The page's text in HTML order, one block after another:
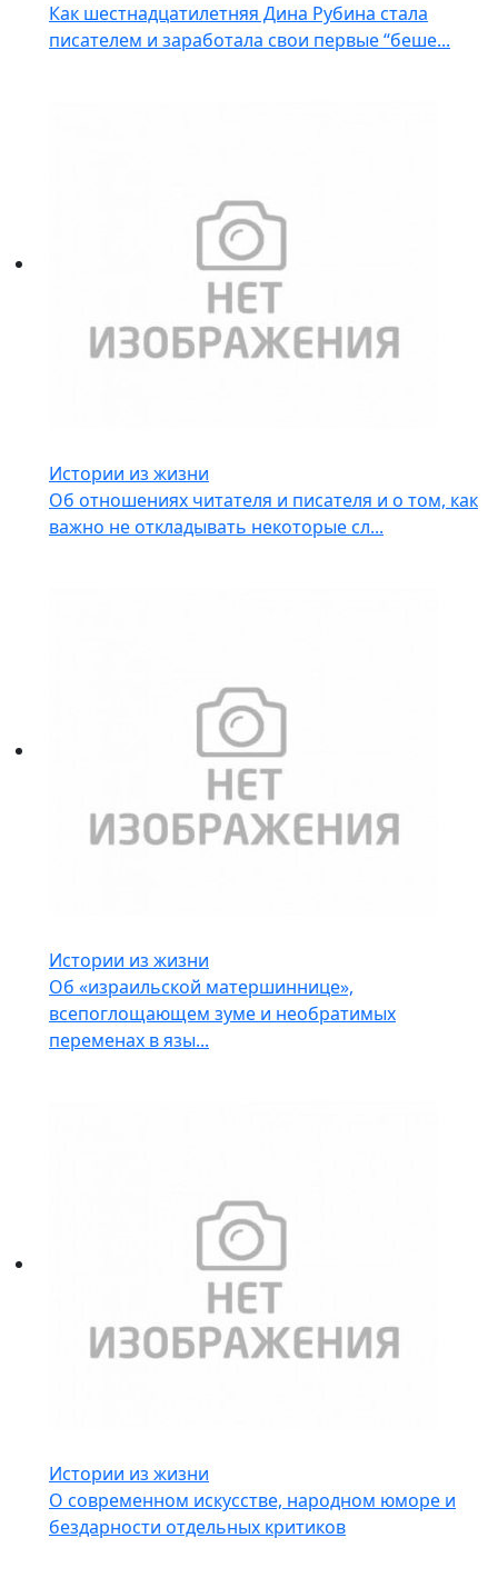
Как шестнадцатилетняя Дина Рубина стала
писателем и заработала свои первые “беше...
Истории из жизни
Об отношениях читателя и писателя и о том, как
важно не откладывать некоторые сл...
Истории из жизни
Об «израильской матершиннице»,
всепоглощающем зуме и необратимых
переменах в язы...
Истории из жизни
О современном искусстве, народном юморе и
бездарности отдельных критиков